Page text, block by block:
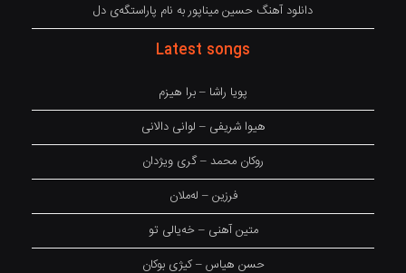
دانلود آهنگ حسین میناپور به نام پاراستگەی دل
Latest songs
پویا راشا – برا هیزم
هیوا شریفی – لوانی دالانی
روکان محمد – گری ویژدان
فرزین – لەملان
متین آهنی – خەیالی تو
حسن هیاس – کیژی بوکان